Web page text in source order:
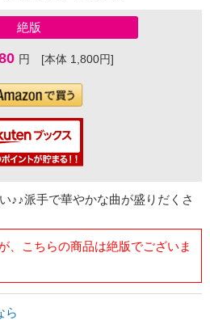
絶版
円 [本体 1,800円]
♪♪派手で華やかな曲が盛りだくさ
、こちらの商品は絶版でございま
ら